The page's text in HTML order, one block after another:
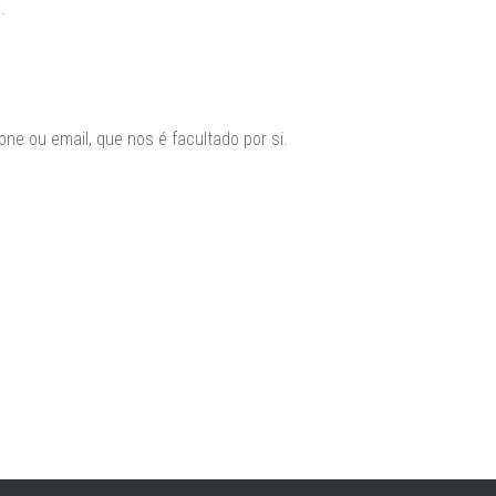
ou email, que nos é facultado por si.